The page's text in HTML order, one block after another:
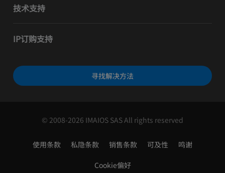
技术支持
IP订购支持
寻找解决方法
© 2008-2026 IMAIOS SAS All rights reserved
使用条款 私隐条款 销售条款 可及性 鸣谢
Cookie偏好